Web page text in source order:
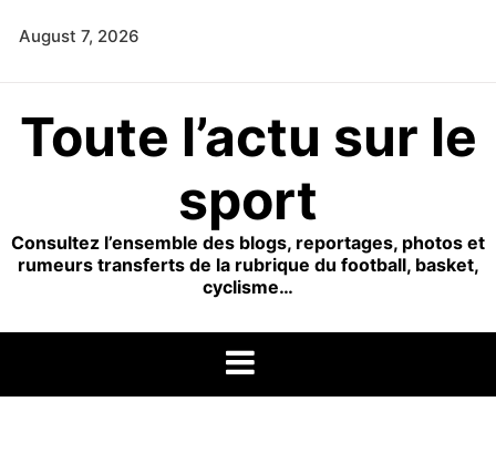
August 7, 2026
Toute l’actu sur le
sport
Consultez l’ensemble des blogs, reportages, photos et
rumeurs transferts de la rubrique du football, basket,
cyclisme…